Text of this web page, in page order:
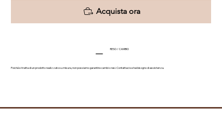
Acquista ora
RESO / CAMBIO
Poiché si tratta di un prodotto realizzato su misura, non possiamo garantire cambi o resi. Contattaci se hai bisogno di assistenza.